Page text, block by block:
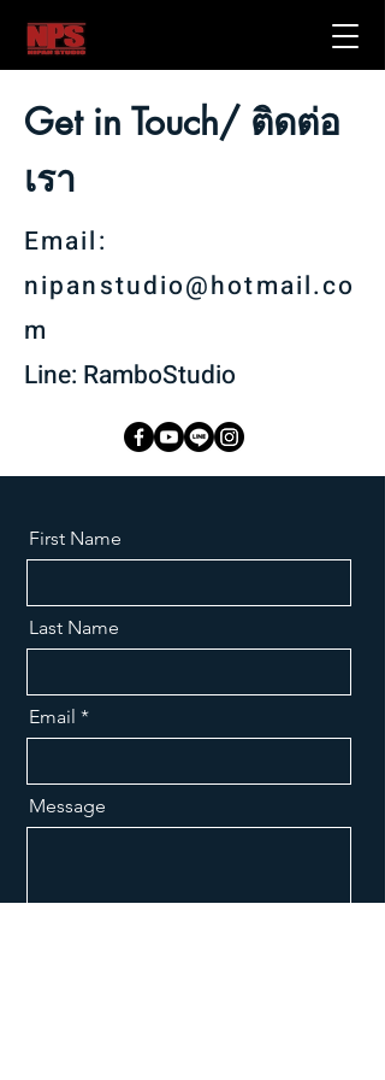
Get in Touch/ ติดต่อ
เรา
Email:
nipanstudio@hotmail.co
m
Line: RamboStudio
First Name
Last Name
Email
Message